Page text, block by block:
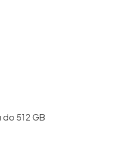
512 GB